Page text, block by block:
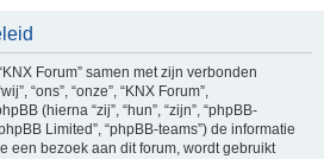
Forum” samen met zijn verbonden
“ons”, “onze”, “KNX Forum”,
(hierna “zij”, “hun”, “zijn”, “phpBB-
Limited”, “phpBB-teams”) de informatie
een bezoek aan dit forum, wordt gebruikt